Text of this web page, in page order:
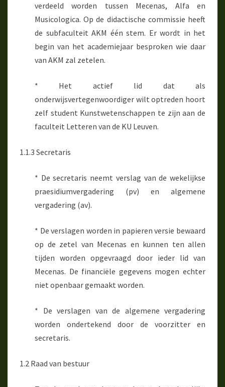
verdeeld worden tussen Mecenas, Alfa en
Musicologica. Op de didactische commissie heeft
de subfaculteit AKM één stem. Er wordt in het
begin van het academiejaar besproken wie daar
van AKM zal zetelen.
* Het actief lid dat als
onderwijsvertegenwoordiger wilt optreden hoort
zelf student Kunstwetenschappen te zijn aan de
faculteit Letteren van de KU Leuven.
1.1.3 Secretaris
* De secretaris neemt verslag van de wekelijkse
praesidiumvergadering (pv) en algemene
vergadering (av).
* De verslagen worden in papieren versie bewaard
op de zetel van Mecenas en kunnen ten allen
tijden worden opgevraagd door ieder lid van
Mecenas. De financiële gegevens mogen echter
niet openbaar gemaakt worden.
* De verslagen van de algemene vergadering
worden ondertekend door de voorzitter en
secretaris.
1.2 Raad van bestuur